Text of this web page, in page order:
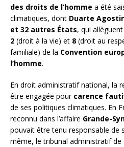
des droits de l’homme a été
climatiques, dont Duarte
et 32 autres États, qui
2 (droit à la vie) et 8 (droit au
familiale) de la Convention
l’homme.
En droit administratif national, la
être engagée pour carence
de ses politiques climatiques. En
reconnu dans l’affaire Grande-
pouvait être tenu responsable de
même, le tribunal administratif de